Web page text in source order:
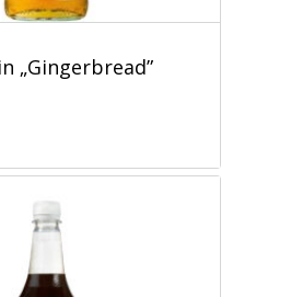
„Gingerbread”